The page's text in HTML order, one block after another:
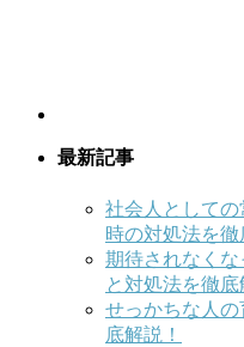
最新記事
社会人として
時の対処法を徹
期待されなく
と対処法を徹底
せっかちな人
底解説！